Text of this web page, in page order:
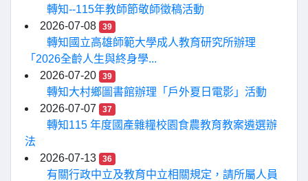
轉知--115年教師節敬師徵稿活動
2026-07-08
39
轉知國立高雄師範大學成人教育研究所辦理
「2026全齡人生與終身學...
2026-07-20
39
轉知大村鄉圖書館辦理「戶外夏日電影」活動
2026-07-07
37
轉知115 年度國產雜糧校園食農教育教案遴選辦
法
2026-07-13
36
有關行政中立及教育中立相關規定，請所屬人員